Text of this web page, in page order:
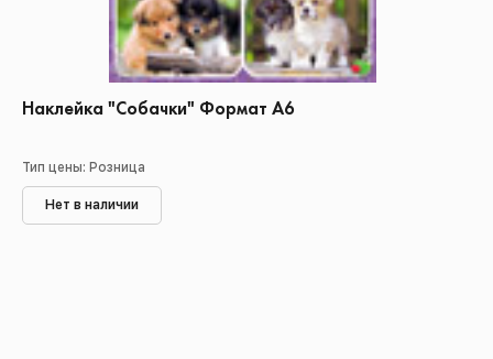
Наклейка "Собачки" Формат А6
Тип цены: Розница
Нет в наличии